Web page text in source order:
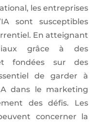
les entreprises
sont susceptibles
En atteignant
grâce à des
fondées sur des
de garder à
dans le marketing
des défis. Les
concerner la